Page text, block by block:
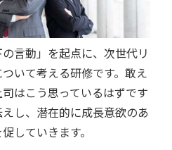
言動」を起点に、次世代リ
いて考える研修です。敢え
はこう思っているはずです
し、潜在的に成長意欲のあ
していきます。